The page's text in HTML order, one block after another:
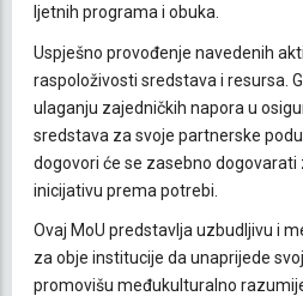
ljetnih programa i obuka.
Uspješno provođenje navedenih
raspoloživosti sredstava i resursa.
ulaganju zajedničkih napora u
sredstava za svoje partnerske
dogovori će se zasebno dogovarati
inicijativu prema potrebi.
Ovaj MoU predstavlja uzbudljivu i
za obje institucije da unaprijede
promovišu međukulturalno